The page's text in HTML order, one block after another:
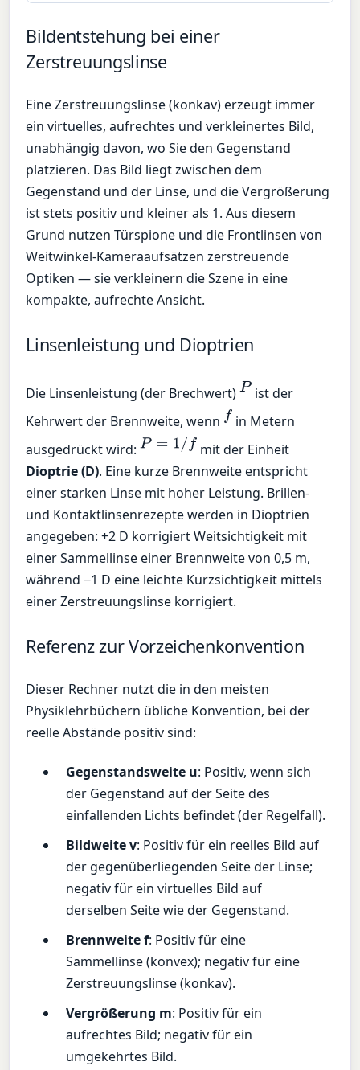
Bildentstehung bei einer
Zerstreuungslinse
Eine Zerstreuungslinse (konkav) erzeugt immer
ein virtuelles, aufrechtes und verkleinertes Bild,
unabhängig davon, wo Sie den Gegenstand
platzieren. Das Bild liegt zwischen dem
Gegenstand und der Linse, und die Vergrößerung
ist stets positiv und kleiner als 1. Aus diesem
Grund nutzen Türspione und die Frontlinsen von
Weitwinkel-Kameraaufsätzen zerstreuende
Optiken — sie verkleinern die Szene in eine
kompakte, aufrechte Ansicht.
Linsenleistung und Dioptrien
Die Linsenleistung (der Brechwert)P ist der
Kehrwert der Brennweite, wenn f in Metern
ausgedrückt wird:P= 1/
mit der Einheit
Dioptrie (D). Eine kurze Brennweite entspricht
einer starken Linse mit hoher Leistung. Brillen-
und Kontaktlinsenrezepte werden in Dioptrien
angegeben: +2 D korrigiert Weitsichtigkeit mit
einer Sammellinse einer Brennweite von 0,5 m,
während −1 D eine leichte Kurzsichtigkeit mittels
einer Zerstreuungslinse korrigiert.
Referenz zur Vorzeichenkonvention
Dieser Rechner nutzt die in den meisten
Physiklehrbüchern übliche Konvention, bei der
reelle Abstände positiv sind:
Gegenstandsweite u: Positiv, wenn sich
der Gegenstand auf der Seite des
einfallenden Lichts befindet (der Regelfall).
Bildweite v: Positiv für ein reelles Bild auf
der gegenüberliegenden Seite der Linse;
negativ für ein virtuelles Bild auf
derselben Seite wie der Gegenstand.
Brennweite f: Positiv für eine
Sammellinse (konvex); negativ für eine
Zerstreuungslinse (konkav).
Vergrößerung m: Positiv für ein
aufrechtes Bild; negativ für ein
umgekehrtes Bild.